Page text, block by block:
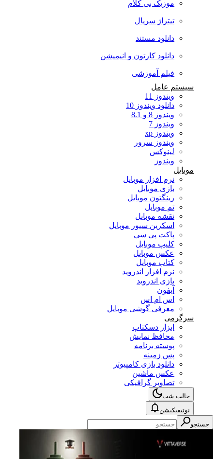
موزیک بی کلام
تیتراژ سریال
دانلود مستند
دانلود کارتون و انیمیشن
فیلم آموزشی
سیستم عامل
ویندوز 11
دانلود ویندوز 10
ویندوز 8 و 8.1
ویندوز 7
ویندوز xp
ویندوز سرور
لینوکس
ویندوز
موبایل
نرم افزار موبایل
بازی موبایل
رینگتون موبایل
تم موبایل
نقشه موبایل
اسکرین سیور موبایل
پاکت پی سی
کلیپ موبایل
عکس موبایل
کتاب موبایل
نرم افزار اندروید
بازی اندروید
آیفون
اس ام اس
معرفی گوشی موبایل
سرگرمی
ابزار دسکتاپ
محافظ نمایش
پوسته برنامه
پس زمینه
دانلود بازی کامپیوتر
عکس ماشین
تصاویر گرافیکی
حالت شب
نوتیفیکیشن
جستجو